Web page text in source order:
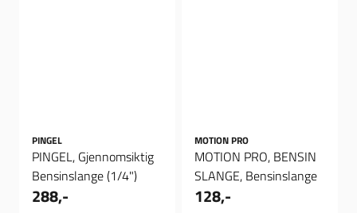
PINGEL
PINGEL, Gjennomsiktig
Bensinslange (1/4")
288,-
MOTION PRO
MOTION PRO, BENSIN
SLANGE, Bensinslange
128,-